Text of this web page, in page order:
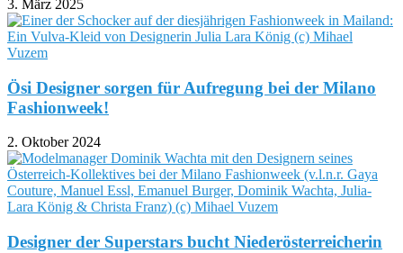
3. März 2025
Ösi Designer sorgen für Aufregung bei der Milano
Fashionweek!
2. Oktober 2024
Designer der Superstars bucht Niederösterreicherin